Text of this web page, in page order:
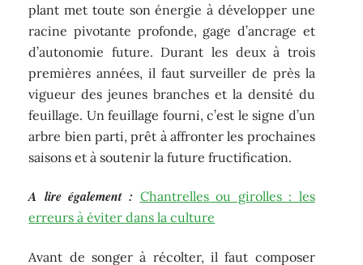
plant met toute son énergie à développer une
racine pivotante profonde, gage d’ancrage et
d’autonomie future. Durant les deux à trois
premières années, il faut surveiller de près la
vigueur des jeunes branches et la densité du
feuillage. Un feuillage fourni, c’est le signe d’un
arbre bien parti, prêt à affronter les prochaines
saisons et à soutenir la future fructification.
A lire également : Chantrelles ou girolles : les
erreurs à éviter dans la culture
Avant de songer à récolter, il faut composer